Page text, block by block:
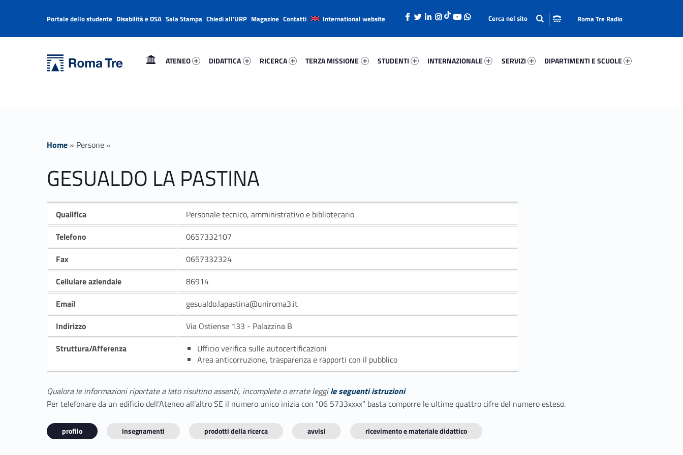
GESUALDO LA PASTINA - Università Roma Tre
ATENEO
DIDATTICA
RICERCA
TERZA MISSIONE
STUDENTI
INTERNAZIONALE
SERVIZI
DIPARTIMENTI E SCUOLE
Header info sidebar
Portale dello studente Disabilità e DSA Sala Stampa Chiedi all’URP Magazine Contatti International website Roma Tre Radio
Home » Persone »
GESUALDO LA PASTINA
Qualifica
Personale tecnico, amministrativo e bibliotecario
Telefono
0657332107
Fax
0657332324
Cellulare aziendale
86914
Email
gesualdo.lapastina@uniroma3.it
Indirizzo
Via Ostiense 133 - Palazzina B
Struttura/Afferenza
Ufficio verifica sulle autocertificazioni
Area anticorruzione, trasparenza e rapporti con il pubblico
Qualora le informazioni riportate a lato risultino assenti, incomplete o errate leggile seguenti istruzioni
Per telefonare da un edificio dell'Ateneo all'altro SE il numero unico inizia con "06 5733xxxx" basta comporre le ultime quattro cifre del numero esteso.
profilo insegnamenti prodotti della ricerca avvisi ricevimento e materiale didattico